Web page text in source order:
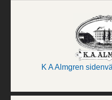
K A Almgren